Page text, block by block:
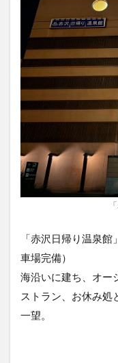
「赤沢日帰り温泉
車場完備）
海沿いに建ち、オー
ストラン、お休み処
一望。